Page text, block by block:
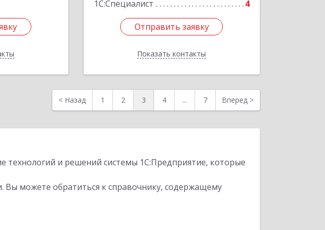
1С:Специалист
4
Отправить заявку
Показать контакты
Отправить заявку
Назад
< Назад 1 2 3 4 ... 7 Вперед >
технологий и решений системы 1С:Предприятие, которые
можете обратиться к справочнику, содержащему